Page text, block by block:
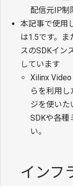
配信元IP制
本記事で使用
は1.5です。ま
スのSDKイン
しています
Xilinx
らを利用し
ジを使いた
SDKや各種
い。
インフ